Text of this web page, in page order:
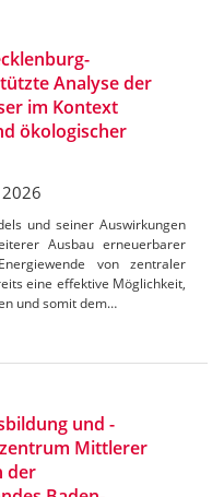
Analyse der
im Kontext
ökologischer
und seiner Auswirkungen
Ausbau erneuerbarer
von zentraler
eine effektive Möglichkeit,
und somit dem…
und -
Mittlerer
der